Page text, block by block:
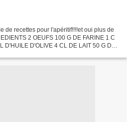
de recettes pour l'apéritif!!!!et oui plus de
2 OEUFS 100 G DE FARINE 1 C
D'OLIVE 4 CL DE LAIT 50 G DE